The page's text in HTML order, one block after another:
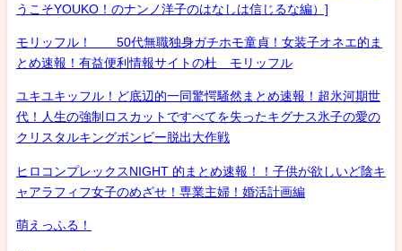
うこそYOUKO！のナンノ洋子のはなしは信じるな編）]
モリッフル！ 50代無職独身ガチホモ童貞！女装子オネエ的ま
とめ速報！有益便利情報サイトの杜 モリッフル
ユキユキッフル！ど底辺的一同驚愕騒然まとめ速報！超氷河期世
代！人生の強制ロスカットですべてを失ったキグナス氷子の愛の
クリスタルキングボンビー脱出大作戦
ヒロコンプレックスNIGHT 的まとめ速報！！子供が欲しいど陰キ
ャアラフィフ女子のめざせ！専業主婦！婚活計画編
萌えっふる！